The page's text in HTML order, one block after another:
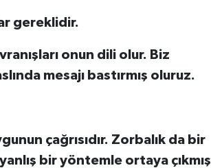
gereklidir.
onun dili olur. Biz
mesajı bastırmış oluruz.
çağrısıdır. Zorbalık da bir
bir yöntemle ortaya çıkmış